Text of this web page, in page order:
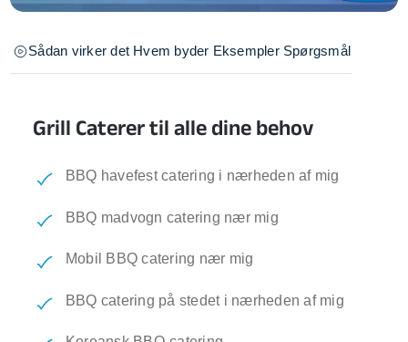
Sådan virker det Hvem byder Eksempler Spørgsmål
Grill Caterer til alle dine behov
BBQ havefest catering i nærheden af mig
BBQ madvogn catering nær mig
Mobil BBQ catering nær mig
BBQ catering på stedet i nærheden af mig